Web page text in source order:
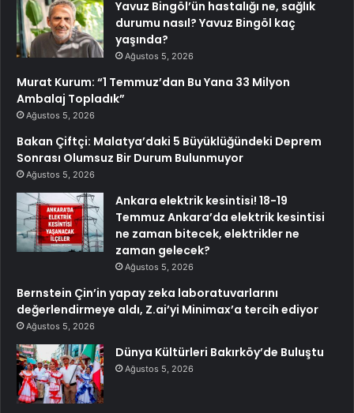
Yavuz Bingöl’ün hastalığı ne, sağlık
durumu nasıl? Yavuz Bingöl kaç
yaşında?
Ağustos 5, 2026
Murat Kurum: “1 Temmuz’dan Bu Yana 33 Milyon
Ambalaj Topladık”
Ağustos 5, 2026
Bakan Çiftçi: Malatya’daki 5 Büyüklüğündeki Deprem
Sonrası Olumsuz Bir Durum Bulunmuyor
Ağustos 5, 2026
Ankara elektrik kesintisi! 18-19
Temmuz Ankara’da elektrik kesintisi
ne zaman bitecek, elektrikler ne
zaman gelecek?
Ağustos 5, 2026
Bernstein Çin’in yapay zeka laboratuvarlarını
değerlendirmeye aldı, Z.ai’yi Minimax’a tercih ediyor
Ağustos 5, 2026
Dünya Kültürleri Bakırköy’de Buluştu
Ağustos 5, 2026